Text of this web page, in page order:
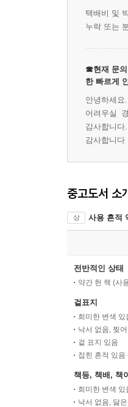
택배비 및
누락 또는
☎현재 문의
한 빠르게
안녕하세
어려우실
감사합니
감사합니다
중고도서 소
상 사용 흔적
전반적인 상태
약간 헌 책 (사
겉표지
희미한 변색
낙서 없음, 찢
겉 표지 있음
접힌 흔적 있음
책등, 책배, 책
희미한 변색
낙서 없음, 닳